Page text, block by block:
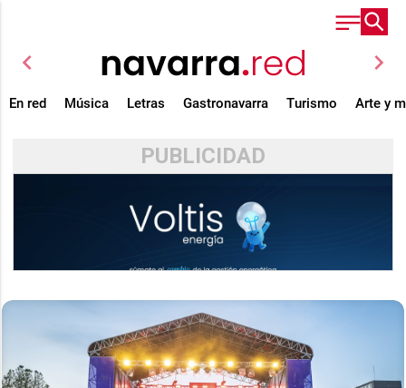
chevron_left chevron_right
En red Música Letras Gastronavarra Turismo Arte y
PUBLICIDAD